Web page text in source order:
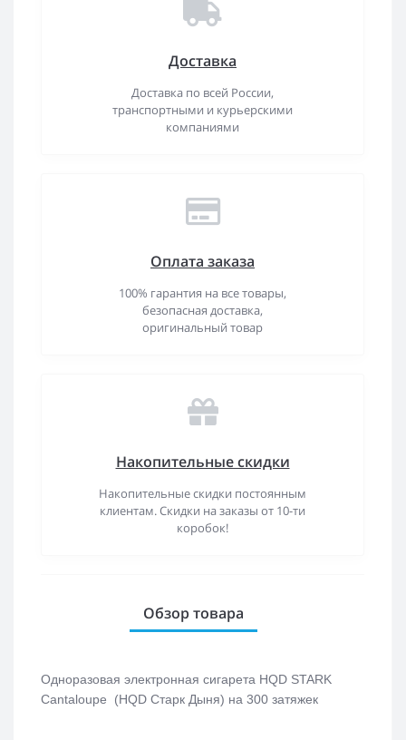
Доставка
Доставка по всей России,
транспортными и курьерскими
компаниями
Оплата заказа
100% гарантия на все товары,
безопасная доставка,
оригинальный товар
Накопительные скидки
Накопительные скидки постоянным
клиентам. Скидки на заказы от 10-ти
коробок!
Обзор товара
Одноразовая электронная сигарета HQD STARK
Cantaloupe (HQD Старк Дыня) на 300 затяжек